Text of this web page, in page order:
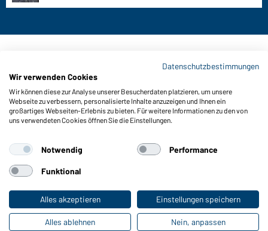
Gustav Daiber GmbH
Vor dem Weißen Stein 25-31
D-72461 Albstadt
Zu den Katalogen
Impressum Datenschutz Cookie-Einstellungen
Datenschutzbestimmungen
Wir verwenden Cookies
Wir können diese zur Analyse unserer Besucherdaten platzieren, um unsere
Webseite zu verbessern, personalisierte Inhalte anzuzeigen und Ihnen ein
großartiges Webseiten-Erlebnis zu bieten. Für weitere Informationen zu den von
uns verwendeten Cookies öffnen Sie die Einstellungen.
Notwendig Performance
Funktional
Alles akzeptieren Einstellungen speichern
Alles ablehnen Nein, anpassen